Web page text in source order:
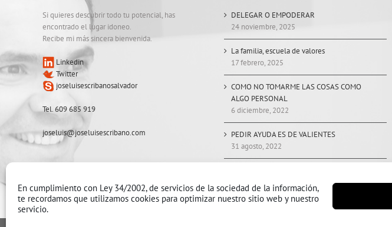
En cumplimiento con Ley 34/2002, de servicios de la sociedad de la información,
te recordamos que utilizamos cookies para optimizar nuestro sitio web y nuestro
servicio.
Si quieres descubrir todo tu potencial, has
encontrado el lugar idoneo.
Recibe mi más sincera bienvenida.
Linkedin
Twitter
joseluisescribanosalvador
Tel. 609 685 919
joseluis@joseluisescribano.com
DELEGAR O EMPODERAR
24 noviembre, 2025
La familia, escuela de valores
17 febrero, 2025
COMO NO TOMARME LAS COSAS COMO
ALGO PERSONAL
6 diciembre, 2022
PEDIR AYUDA ES DE VALIENTES
31 agosto, 2022